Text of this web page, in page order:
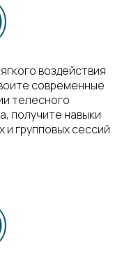
воздействия
современные
телесного
получите навыки
и групповых сессий